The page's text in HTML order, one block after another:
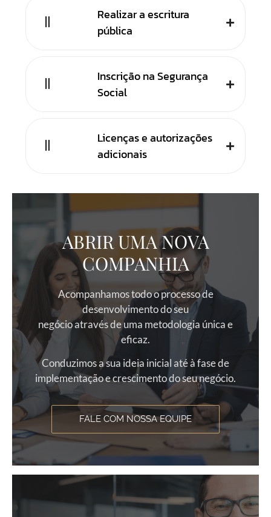
Realizar a escritura
pública
Inscrição na Segurança
Social
Licenças e autorizações
adicionais
ABRIR UMA NOVA
COMPANHIA
Acompanhamos todo o processo de
desenvolvimento do seu
negócio através de uma metodologia única e
eficaz.
Conduzimos a sua ideia inicial até à fase de
implementação e crescimento do seu negócio.
FALE COM NOSSA EQUIPE